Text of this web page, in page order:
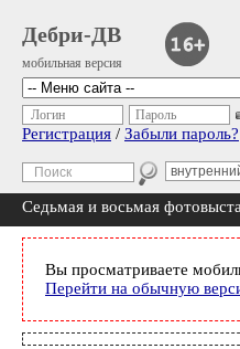
Дебри-ДВ
мобильная версия
Логин Пароль
Регистрация / Забыли пароль?
Седьмая и восьмая
Вы просматриваете
Перейти на обычную